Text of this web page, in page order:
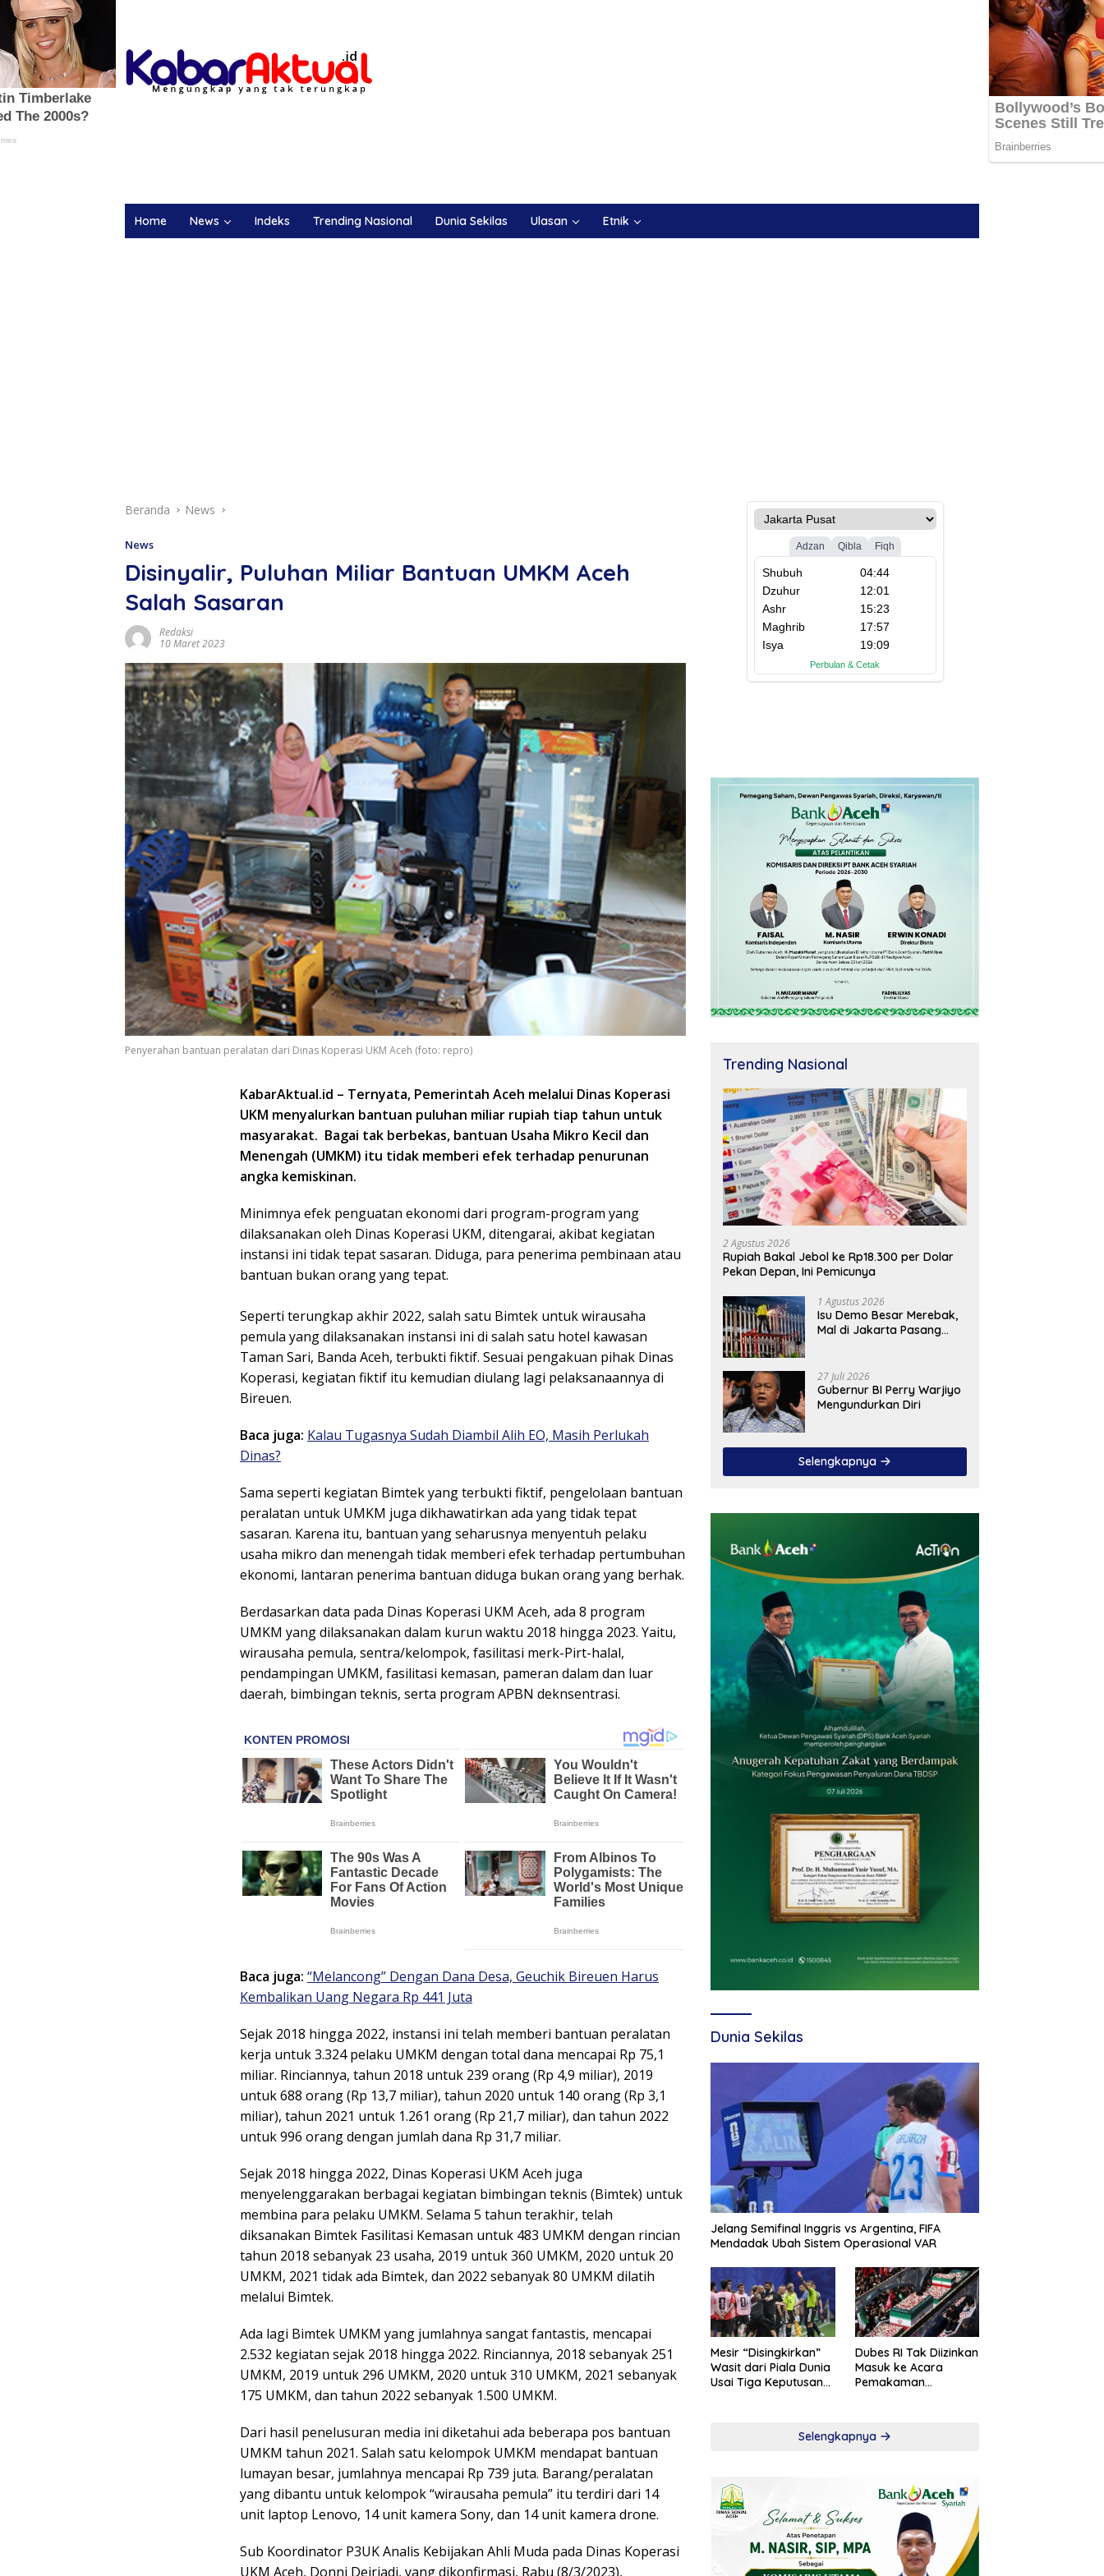
Home News Indeks Trending Nasional Dunia Sekilas Ulasan Etnik
Beranda News
News
Disinyalir, Puluhan Miliar Bantuan UMKM Aceh
Salah Sasaran
Redaksi
10 Maret 2023
Penyerahan bantuan peralatan dari Dinas Koperasi UKM Aceh (foto: repro)
KabarAktual.id – Ternyata, Pemerintah Aceh melalui Dinas Koperasi
UKM menyalurkan bantuan puluhan miliar rupiah tiap tahun untuk
masyarakat. Bagai tak berbekas, bantuan Usaha Mikro Kecil dan
Menengah (UMKM) itu tidak memberi efek terhadap penurunan
angka kemiskinan.
Minimnya efek penguatan ekonomi dari program-program yang
dilaksanakan oleh Dinas Koperasi UKM, ditengarai, akibat kegiatan
instansi ini tidak tepat sasaran. Diduga, para penerima pembinaan atau
bantuan bukan orang yang tepat.
Seperti terungkap akhir 2022, salah satu Bimtek untuk wirausaha
pemula yang dilaksanakan instansi ini di salah satu hotel kawasan
Taman Sari, Banda Aceh, terbukti fiktif. Sesuai pengakuan pihak Dinas
Koperasi, kegiatan fiktif itu kemudian diulang lagi pelaksanaannya di
Bireuen.
Baca juga: Kalau Tugasnya Sudah Diambil Alih EO, Masih Perlukah
Dinas?
Sama seperti kegiatan Bimtek yang terbukti fiktif, pengelolaan bantuan
peralatan untuk UMKM juga dikhawatirkan ada yang tidak tepat
sasaran. Karena itu, bantuan yang seharusnya menyentuh pelaku
usaha mikro dan menengah tidak memberi efek terhadap pertumbuhan
ekonomi, lantaran penerima bantuan diduga bukan orang yang berhak.
Berdasarkan data pada Dinas Koperasi UKM Aceh, ada 8 program
UMKM yang dilaksanakan dalam kurun waktu 2018 hingga 2023. Yaitu,
wirausaha pemula, sentra/kelompok, fasilitasi merk-Pirt-halal,
pendampingan UMKM, fasilitasi kemasan, pameran dalam dan luar
daerah, bimbingan teknis, serta program APBN deknsentrasi.
Baca juga: “Melancong” Dengan Dana Desa, Geuchik Bireuen Harus
Kembalikan Uang Negara Rp 441 Juta
Sejak 2018 hingga 2022, instansi ini telah memberi bantuan peralatan
kerja untuk 3.324 pelaku UMKM dengan total dana mencapai Rp 75,1
miliar. Rinciannya, tahun 2018 untuk 239 orang (Rp 4,9 miliar), 2019
untuk 688 orang (Rp 13,7 miliar), tahun 2020 untuk 140 orang (Rp 3,1
miliar), tahun 2021 untuk 1.261 orang (Rp 21,7 miliar), dan tahun 2022
untuk 996 orang dengan jumlah dana Rp 31,7 miliar.
Sejak 2018 hingga 2022, Dinas Koperasi UKM Aceh juga
menyelenggarakan berbagai kegiatan bimbingan teknis (Bimtek) untuk
membina para pelaku UMKM. Selama 5 tahun terakhir, telah
diksanakan Bimtek Fasilitasi Kemasan untuk 483 UMKM dengan rincian
tahun 2018 sebanyak 23 usaha, 2019 untuk 360 UMKM, 2020 untuk 20
UMKM, 2021 tidak ada Bimtek, dan 2022 sebanyak 80 UMKM dilatih
melalui Bimtek.
Ada lagi Bimtek UMKM yang jumlahnya sangat fantastis, mencapai
2.532 kegiatan sejak 2018 hingga 2022. Rinciannya, 2018 sebanyak 251
UMKM, 2019 untuk 296 UMKM, 2020 untuk 310 UMKM, 2021 sebanyak
175 UMKM, dan tahun 2022 sebanyak 1.500 UMKM.
Dari hasil penelusuran media ini diketahui ada beberapa pos bantuan
UMKM tahun 2021. Salah satu kelompok UMKM mendapat bantuan
lumayan besar, jumlahnya mencapai Rp 739 juta. Barang/peralatan
yang dibantu untuk kelompok “wirausaha pemula” itu terdiri dari 14
unit laptop Lenovo, 14 unit kamera Sony, dan 14 unit kamera drone.
Sub Koordinator P3UK Analis Kebijakan Ahli Muda pada Dinas Koperasi
UKM Aceh, Donni Deiriadi, yang dikonfirmasi, Rabu (8/3/2023),
Trending Nasional
2 Agustus 2026
Rupiah Bakal Jebol ke Rp18.300 per Dolar
Pekan Depan, Ini Pemicunya
1 Agustus 2026
Isu Demo Besar Merebak,
Mal di Jakarta Pasang
27 Juli 2026
Gubernur BI Perry Warjiyo
Mengundurkan Diri
Selengkapnya
Dunia Sekilas
Jelang Semifinal Inggris vs Argentina, FIFA
Mendadak Ubah Sistem Operasional VAR
Mesir “Disingkirkan”
Wasit dari Piala Dunia
Usai Tiga Keputusan
Dubes RI Tak Diizinkan
Masuk ke Acara
Pemakaman
Selengkapnya